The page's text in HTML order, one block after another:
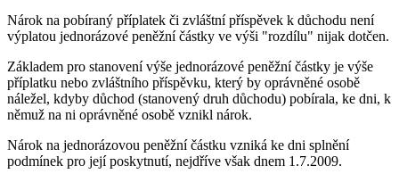
Nárok na pobíraný příplatek či zvláštní příspěvek k důchodu není
výplatou jednorázové peněžní částky ve výši "rozdílu" nijak dotčen.
Základem pro stanovení výše jednorázové peněžní částky je výše
příplatku nebo zvláštního příspěvku, který by oprávněné osobě
náležel, kdyby důchod (stanovený druh důchodu) pobírala, ke dni, k
němuž na ni oprávněné osobě vznikl nárok.
Nárok na jednorázovou peněžní částku vzniká ke dni splnění
podmínek pro její poskytnutí, nejdříve však dnem 1.7.2009.